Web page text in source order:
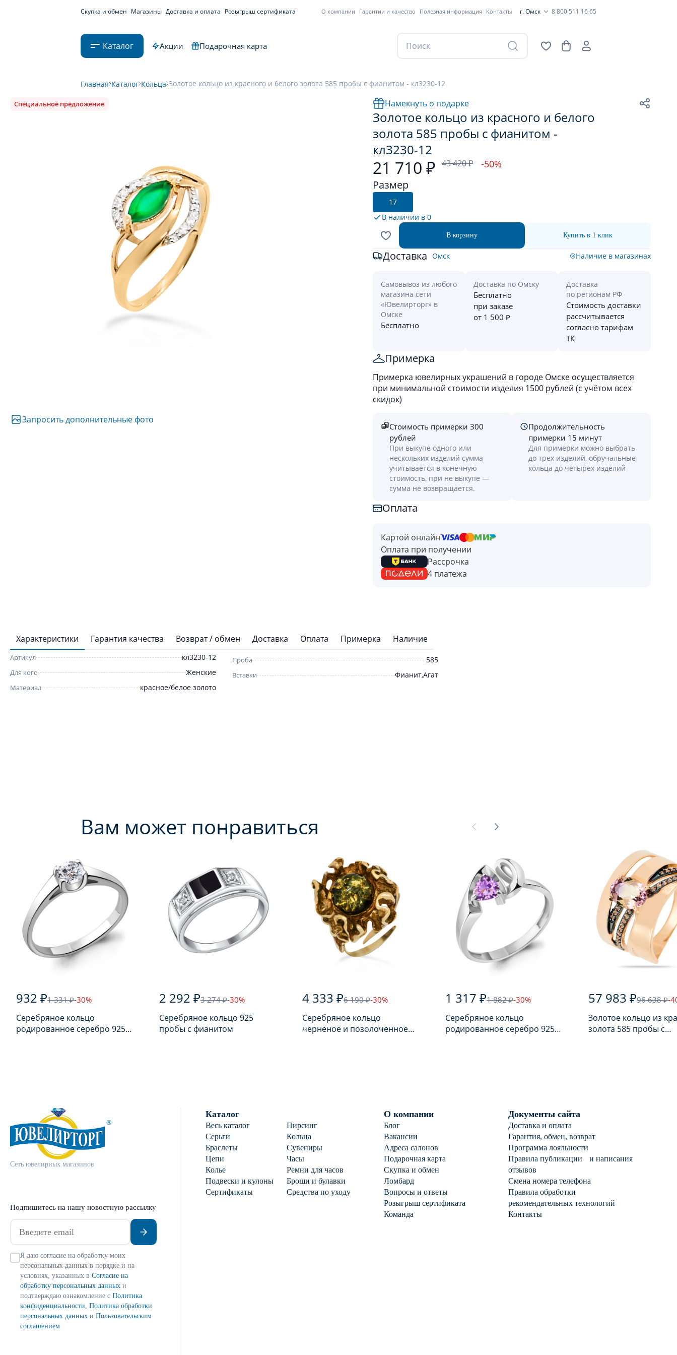
Скупка и обмен Магазины Доставка и оплата Розыгрыш сертификата О компании Гарантии и качество Полезная информация Контакты г. Омск 8 800 511 16 65
Каталог Акции Подарочная карта
Главная Каталог Кольца Золотое кольцо из красного и белого золота 585 пробы с фианитом - кл3230-12
Специальное предложение
Запросить дополнительные фото
Намекнуть о подарке
Золотое кольцо из красного и белого
золота 585 пробы с фианитом -
кл3230-12
21 710 ₽ 43 420 ₽ -50%
Размер
17
В наличии в 0
В корзину Купить в 1 клик
Доставка Омск Наличие в магазинах
Самовывоз из любого
магазина сети
«Ювелирторг» в
Омске
Бесплатно
Доставка по Омску
Бесплатно
при заказе
от 1 500 ₽
Доставка
по регионам РФ
Стоимость доставки
рассчитывается
согласно тарифам
ТК
Примерка
Примерка ювелирных украшений в городе Омске осуществляется
при минимальной стоимости изделия 1500 рублей (с учётом всех
скидок)
Стоимость примерки 300
рублей
При выкупе одного или
нескольких изделий сумма
учитывается в конечную
стоимость, при не выкупе —
сумма не возвращается.
Продолжительность
примерки 15 минут
Для примерки можно выбрать
до трех изделий, обручальные
кольца до четырех изделий
Оплата
Картой онлайн
Оплата при получении
Рассрочка
4 платежа
Характеристики Гарантия качества Возврат / обмен Доставка Оплата Примерка Наличие
Артикул кл3230-12
Для кого Женские
Материал красное/белое золото
Проба 585
Вставки Фианит,Агат
Вам может понравиться
932 ₽1 331 ₽-30%
Серебряное кольцо
родированное серебро 925
2 292 ₽3 274 ₽-30%
Серебряное кольцо 925
пробы с фианитом
4 333 ₽6 190 ₽-30%
Серебряное кольцо
черненое и позолоченное
1 317 ₽1 882 ₽-30%
Серебряное кольцо
родированное серебро 925
57 983 ₽96 638 ₽-
Золотое кольцо из
золота 585 пробы с
Сеть ювелирных магазинов
Подпишитесь на нашу новостную рассылку
Я даю согласие на обработку моих
персональных данных в порядке и на
условиях, указанных в Согласие на
обработку персональных данных и
подтверждаю ознакомление с Политика
конфиденциальности, Политика обработки
персональных данных и Пользовательским
соглашением
Каталог
Весь каталог
Пирсинг
Серьги
Кольца
Браслеты
Сувениры
Цепи
Часы
Колье
Ремни для часов
Подвески и кулоны
Броши и булавки
Сертификаты
Средства по уходу
О компании
Блог
Вакансии
Адреса салонов
Подарочная карта
Скупка и обмен
Ломбард
Вопросы и ответы
Розыгрыш сертификата
Команда
Документы сайта
Доставка и оплата
Гарантия, обмен, возврат
Программа лояльности
Правила публикации и написания
отзывов
Смена номера телефона
Правила обработки
рекомендательных технологий
Контакты